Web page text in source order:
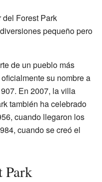
del Forest Park
pequeño pero
de un pueblo más
su nombre a
En 2007, la villa
también ha celebrado
cuando llegaron los
cuando se creó el
Park